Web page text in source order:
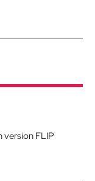
version FLIP